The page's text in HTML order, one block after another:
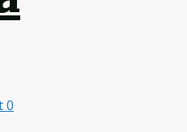
0